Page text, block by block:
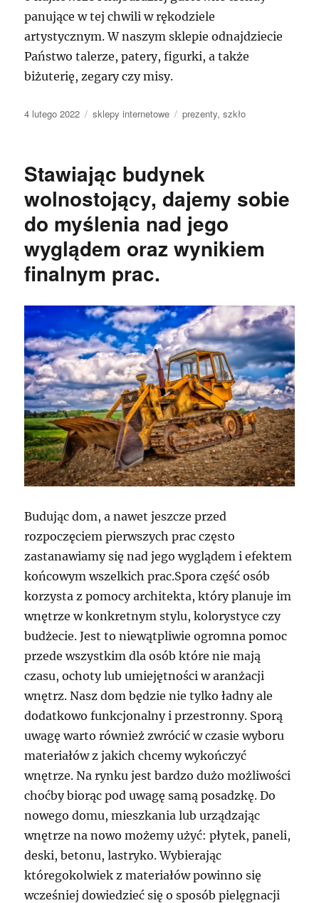
panujące w tej chwili w rękodziele
artystycznym. W naszym sklepie odnajdziecie
Państwo talerze, patery, figurki, a także
biżuterię, zegary czy misy.
Data
4 lutego 2022 Kategorie
sklepy internetowe Tagi
prezenty,szkło
Stawiając budynek
wolnostojący, dajemy sobie
do myślenia nad jego
wyglądem oraz wynikiem
finalnym prac.
Budując dom, a nawet jeszcze przed
rozpoczęciem pierwszych prac często
zastanawiamy się nad jego wyglądem i efektem
końcowym wszelkich prac.Spora część osób
korzysta z pomocy architekta, który planuje im
wnętrze w konkretnym stylu, kolorystyce czy
budżecie. Jest to niewątpliwie ogromna pomoc
przede wszystkim dla osób które nie mają
czasu, ochoty lub umiejętności w aranżacji
wnętrz. Nasz dom będzie nie tylko ładny ale
dodatkowo funkcjonalny i przestronny. Sporą
uwagę warto również zwrócić w czasie wyboru
materiałów z jakich chcemy wykończyć
wnętrze. Na rynku jest bardzo dużo możliwości
choćby biorąc pod uwagę samą posadzkę. Do
nowego domu, mieszkania lub urządzając
wnętrze na nowo możemy użyć: płytek, paneli,
deski, betonu, lastryko. Wybierając
któregokolwiek z materiałów powinno się
wcześniej dowiedzieć się o sposób pielęgnacji